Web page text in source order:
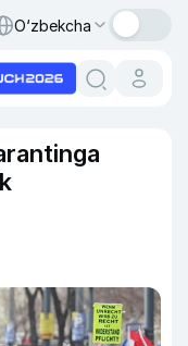
O‘zbekcha